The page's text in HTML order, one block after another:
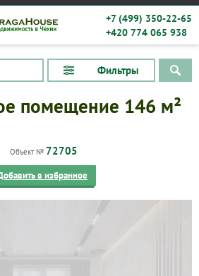
+7 (499) 350-22-65
+420 774 065 938
Фильтры
помещение 146 м²
Объект № 72705
в избранное